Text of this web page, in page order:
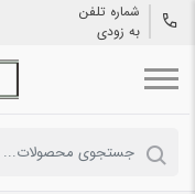
شماره تلفن
به زودی